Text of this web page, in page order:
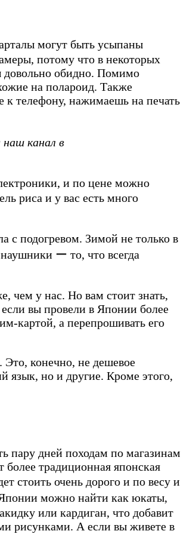
могут быть усыпаны
потому что в некоторых
довольно обидно. Помимо
на полароид. Также
к телефону, нажимаешь на печать
канал в
и по цене можно
риса и у вас есть много
с подогревом. Зимой не только в
ー то, что всегда
чем у нас. Но вам стоит знать,
вы провели в Японии более
картой, а перепрошивать его
Это, конечно, не дешевое
язык, но и другие. Кроме этого,
пару дней походам по магазинам
традиционная японская
стоить очень дорого и по весу и
можно найти как юкаты,
или кардиган, что добавит
рисунками. А если вы живете в